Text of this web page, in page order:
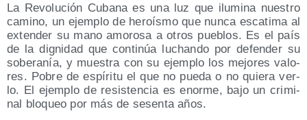
La Revo­lu­ción Cuba­na es una luz que ilu­mi­na nues­tro
camino, un ejem­plo de heroís­mo que nun­ca esca­ti­ma al
exten­der su mano amo­ro­sa a otros pue­blos. Es el país
de la dig­ni­dad que con­ti­núa luchan­do por defen­der su
sobe­ra­nía, y mues­tra con su ejem­plo los mejo­res valo­
res. Pobre de espí­ri­tu el que no pue­da o no quie­ra ver­
lo. El ejem­plo de resis­ten­cia es enor­me, bajo un cri­mi­
nal blo­queo por más de sesen­ta años.